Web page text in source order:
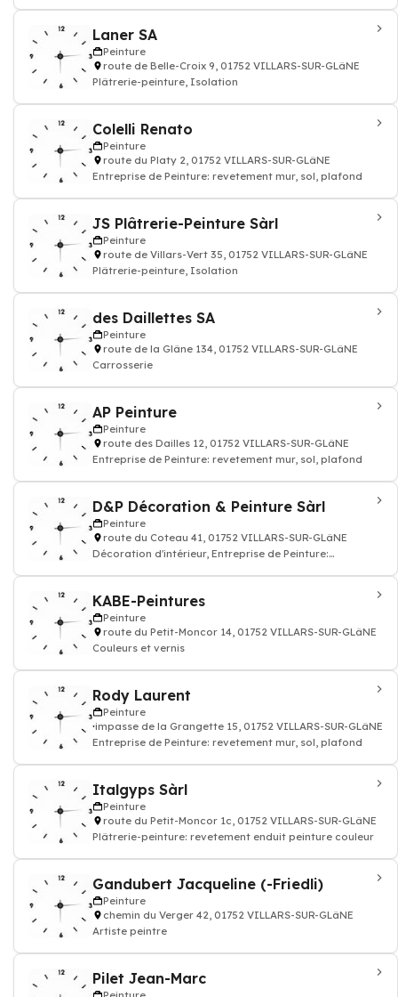
Laner SA
Peinture
route de Belle-Croix 9, 01752 VILLARS-SUR-GLâNE
Plâtrerie-peinture, Isolation
Colelli Renato
Peinture
route du Platy 2, 01752 VILLARS-SUR-GLâNE
Entreprise de Peinture: revetement mur, sol, plafond
JS Plâtrerie-Peinture Sàrl
Peinture
route de Villars-Vert 35, 01752 VILLARS-SUR-GLâNE
Plâtrerie-peinture, Isolation
des Daillettes SA
Peinture
route de la Glâne 134, 01752 VILLARS-SUR-GLâNE
Carrosserie
AP Peinture
Peinture
route des Dailles 12, 01752 VILLARS-SUR-GLâNE
Entreprise de Peinture: revetement mur, sol, plafond
D&P Décoration & Peinture Sàrl
Peinture
route du Coteau 41, 01752 VILLARS-SUR-GLâNE
Décoration d'intérieur, Entreprise de Peinture:
KABE-Peintures
Peinture
route du Petit-Moncor 14, 01752 VILLARS-SUR-GLâNE
Couleurs et vernis
Rody Laurent
Peinture
impasse de la Grangette 15, 01752 VILLARS-SUR-GLâNE
Entreprise de Peinture: revetement mur, sol, plafond
Italgyps Sàrl
Peinture
route du Petit-Moncor 1c, 01752 VILLARS-SUR-GLâNE
Plâtrerie-peinture: revetement enduit peinture couleur
Gandubert Jacqueline (-Friedli)
Peinture
chemin du Verger 42, 01752 VILLARS-SUR-GLâNE
Artiste peintre
Pilet Jean-Marc